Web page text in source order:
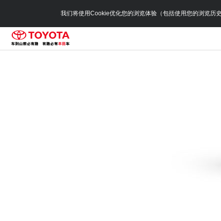
我们将使用Cookie优化您的浏览体验（包括使用您的浏览历